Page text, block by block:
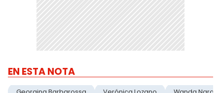
EN ESTA NOTA